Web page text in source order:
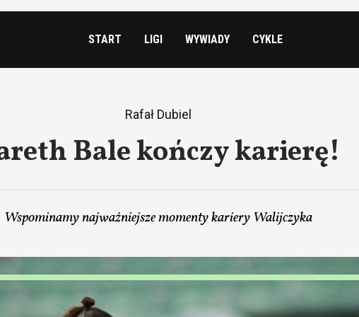
START LIGI WYWIADY CYKLE
Rafał Dubiel
Bale kończy karierę!
Wspominamy najważniejsze momenty kariery Walijczyka